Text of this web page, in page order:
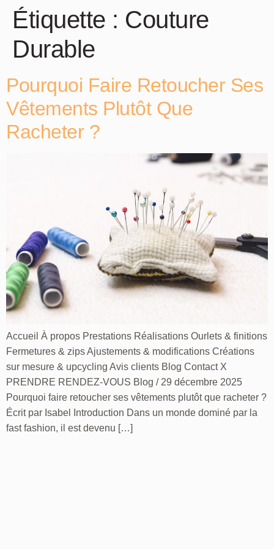
Étiquette : Couture
Durable
Pourquoi Faire Retoucher Ses
Vêtements Plutôt Que
Racheter ?
Accueil À propos Prestations Réalisations Ourlets & finitions
Fermetures & zips Ajustements & modifications Créations
sur mesure & upcycling Avis clients Blog Contact X
PRENDRE RENDEZ-VOUS Blog / 29 décembre 2025
Pourquoi faire retoucher ses vêtements plutôt que racheter ?
Écrit par Isabel Introduction Dans un monde dominé par la
fast fashion, il est devenu […]